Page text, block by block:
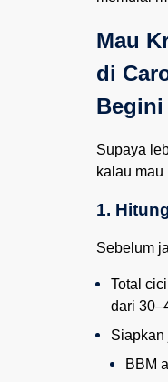
Mau
di
Begini
Supaya
kalau
1.
Sebelum
Total
dari
Siapkan
BBM